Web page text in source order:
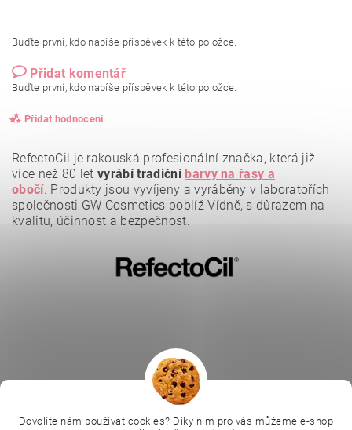
Buďte první, kdo napíše příspěvek k této položce.
Přidat komentář
Buďte první, kdo napíše příspěvek k této položce.
Přidat hodnocení
Vložením hodnocení souhlasíte sezásadami ochrany
RefectoCil je rakouská profesionální značka, která již
více než 80 letvyrábí tradiční barvy na řasy a
obočí. Produkty jsou vyvíjeny a vyráběny v laboratořích
společnosti GW Cosmetics poblíž Vídně, s důrazem na
kvalitu, účinnost a bezpečnost.
L.C.P. Paris |
Online kosmetické kurzy | Kozmetickyobchod.sk
Dovolíte nám používat cookies? Díky nim pro vás můžeme e-shop